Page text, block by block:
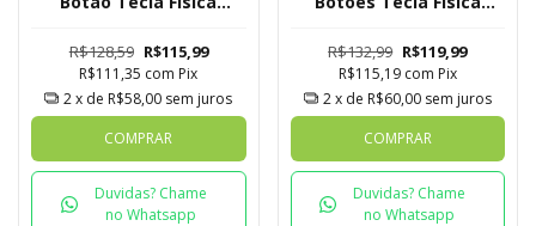
R$128,59 R$115,99
R$111,35 com Pix
2x de R$58,00 sem juros
COMPRAR
Duvidas? Chame
no Whatsapp
R$132,99 R$119,99
R$115,19 com Pix
2x de R$60,00 sem juros
COMPRAR
Duvidas? Chame
no Whatsapp